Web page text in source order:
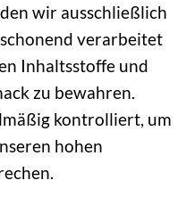
wir ausschließlich
verarbeitet
Inhaltsstoffe und
zu bewahren.
kontrolliert, um
hohen